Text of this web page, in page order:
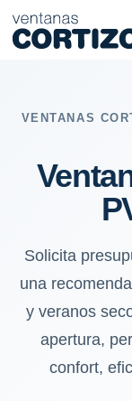
Ventanas de
VENTANAS
Solicita
una
y veranos
apertura,
confort,